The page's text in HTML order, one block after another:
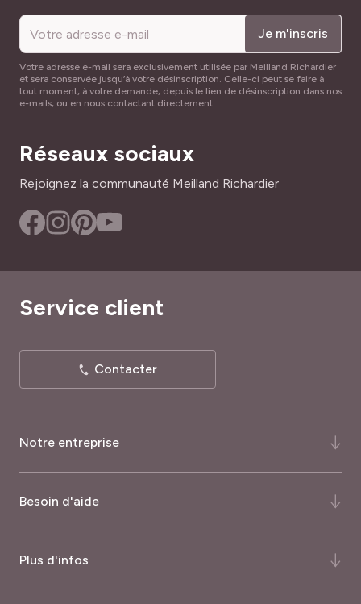
Je m'inscris
Votre adresse e-mail sera exclusivement utilisée par Meilland Richardier
et sera conservée jusqu’à votre désinscription. Celle-ci peut se faire à
tout moment, à votre demande, depuis le lien de désinscription dans nos
e-mails, ou en nous contactant directement.
Réseaux sociaux
Rejoignez la communauté Meilland Richardier
Notre entreprise
Besoin d'aide
Plus d'infos
Service client
Contacter